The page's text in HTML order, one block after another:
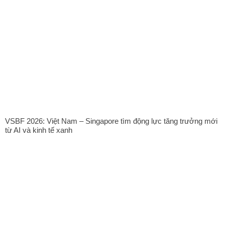
VSBF 2026: Việt Nam – Singapore tìm động lực tăng trưởng mới
từ AI và kinh tế xanh